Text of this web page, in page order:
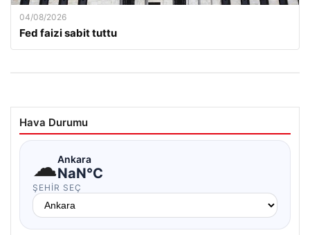
04/08/2026
Fed faizi sabit tuttu
Hava Durumu
☁Ankara
NaN°C
ŞEHIR SEÇ